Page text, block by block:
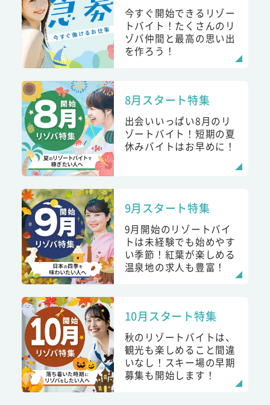
今すぐ開始できるリゾー
トバイト！たくさんのリ
ゾバ仲間と最高の思い出
を作ろう！
8月スタート特集
出会いいっぱい8月のリ
ゾートバイト！短期の夏
休みバイトはお早めに！
9月スタート特集
9月開始のリゾートバイ
トは未経験でも始めやす
い季節！紅葉が楽しめる
温泉地の求人も豊富！
10月スタート特集
秋のリゾートバイトは、
観光も楽しめること間違
いなし！スキー場の早期
募集も開始します！